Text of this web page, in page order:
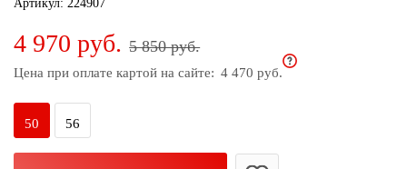
Белье
и
Одежда
Артикул: 224907
4 970 руб. 5 850 руб.
Цена при оплате картой на сайте: 4 470 руб.
50 56